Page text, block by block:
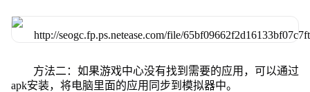
方法二：如果游戏中心没有找到需要的应用，可以通过
apk安装，将电脑里面的应用同步到模拟器中。